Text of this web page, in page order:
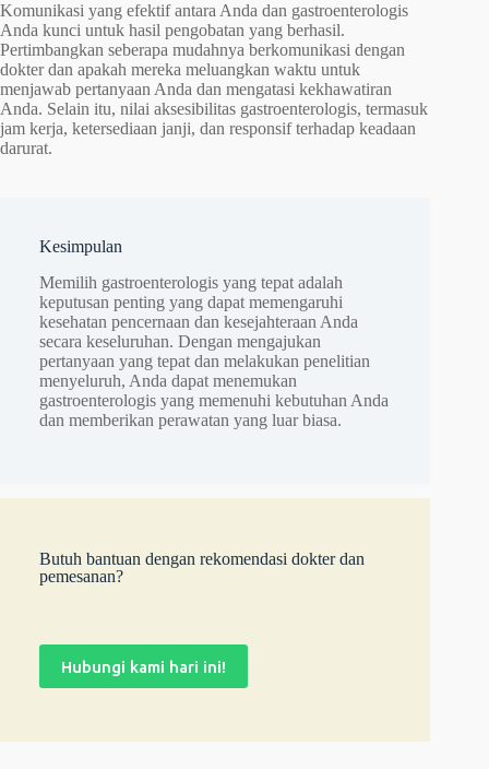
Komunikasi yang efektif antara Anda dan gastroenterologis
Anda kunci untuk hasil pengobatan yang berhasil.
Pertimbangkan seberapa mudahnya berkomunikasi dengan
dokter dan apakah mereka meluangkan waktu untuk
menjawab pertanyaan Anda dan mengatasi kekhawatiran
Anda. Selain itu, nilai aksesibilitas gastroenterologis, termasuk
jam kerja, ketersediaan janji, dan responsif terhadap keadaan
darurat.
Kesimpulan
Memilih gastroenterologis yang tepat adalah
keputusan penting yang dapat memengaruhi
kesehatan pencernaan dan kesejahteraan Anda
secara keseluruhan. Dengan mengajukan
pertanyaan yang tepat dan melakukan penelitian
menyeluruh, Anda dapat menemukan
gastroenterologis yang memenuhi kebutuhan Anda
dan memberikan perawatan yang luar biasa.
Butuh bantuan dengan rekomendasi dokter dan
pemesanan?
Hubungi kami hari ini!